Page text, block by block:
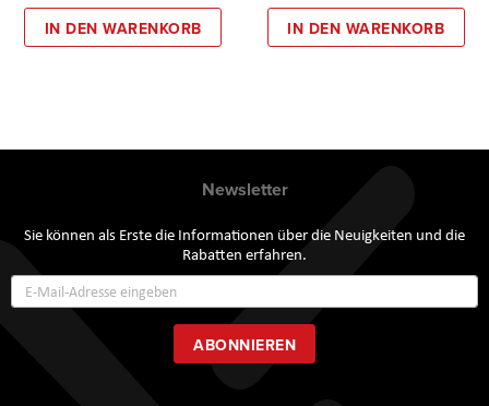
IN DEN WARENKORB IN DEN WARENKORB
Newsletter
Sie können als Erste die Informationen über die Neuigkeiten und die
Rabatten erfahren.
zum
Newsletter:
ABONNIEREN